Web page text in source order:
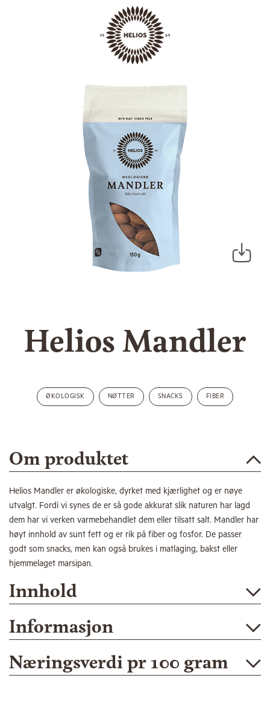
Helios Mandler
ØKOLOGISK NØTTER SNACKS FIBER
Om produktet
Helios Mandler er økologiske, dyrket med kjærlighet og er nøye
utvalgt. Fordi vi synes de er så gode akkurat slik naturen har lagd
dem har vi verken varmebehandlet dem eller tilsatt salt. Mandler har
høyt innhold av sunt fett og er rik på fiber og fosfor. De passer
godt som snacks, men kan også brukes i matlaging, bakst eller
hjemmelaget marsipan.
Innhold
Informasjon
Næringsverdi pr 100 gram